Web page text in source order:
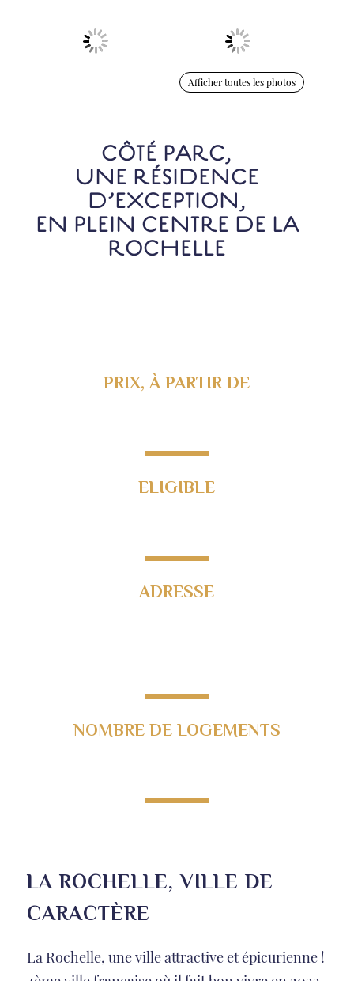
Afficher toutes les photos
CÔTÉ PARC,
UNE RÉSIDENCE
D’EXCEPTION,
EN PLEIN CENTRE DE LA
ROCHELLE
PRIX, À PARTIR DE
ELIGIBLE
ADRESSE
NOMBRE DE LOGEMENTS
LA ROCHELLE, VILLE DE
CARACTÈRE
La Rochelle, une ville attractive et épicurienne !